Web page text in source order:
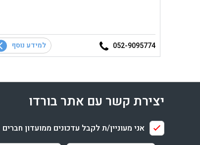
052-9095774 למידע נוסף
יצירת קשר עם אתר בורדו
אני מעוניין/ת לקבל עדכונים ממועדון חברים